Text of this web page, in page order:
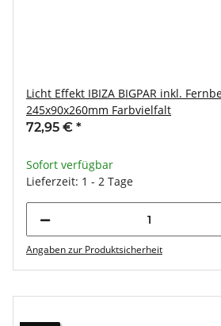
Licht Effekt IBIZA BIGPAR inkl.
245x90x260mm Farbvielfalt
72,95 € *
Sofort verfügbar
Lieferzeit: 1 - 2 Tage
Angaben zur Produktsicherheit